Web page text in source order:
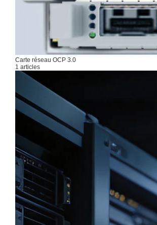
Carte réseau OCP 3.0
1 articles